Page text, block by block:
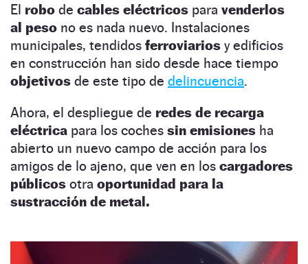
El robo de cables eléctricos para venderlos
al peso no es nada nuevo. Instalaciones
municipales, tendidos ferroviarios y edificios
en construcción han sido desde hace tiempo
objetivos de este tipo de delincuencia.
Ahora, el despliegue de redes de recarga
eléctrica para los coches sin emisiones ha
abierto un nuevo campo de acción para los
amigos de lo ajeno, que ven en los cargadores
públicos otra oportunidad para la
sustracción de metal.